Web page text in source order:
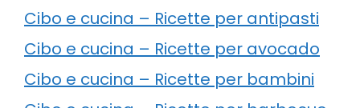
Cibo e cucina – Ricette per antipasti
Cibo e cucina – Ricette per avocado
Cibo e cucina – Ricette per bambini